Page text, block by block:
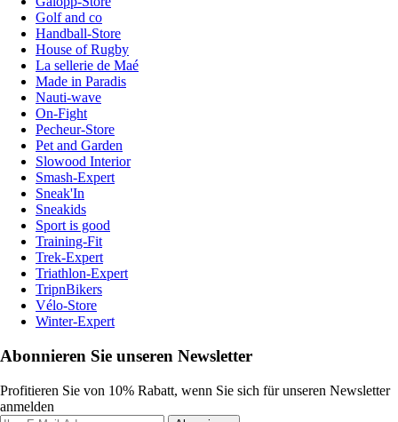
Golf and co
Handball-Store
House of Rugby
La sellerie de Maé
Made in Paradis
Nauti-wave
On-Fight
Pecheur-Store
Pet and Garden
Slowood Interior
Smash-Expert
Sneak'In
Sneakids
Sport is good
Training-Fit
Trek-Expert
Triathlon-Expert
TripnBikers
Vélo-Store
Winter-Expert
Abonnieren Sie unseren Newsletter
Profitieren Sie von 10% Rabatt, wenn Sie sich für unseren Newsletter
anmelden